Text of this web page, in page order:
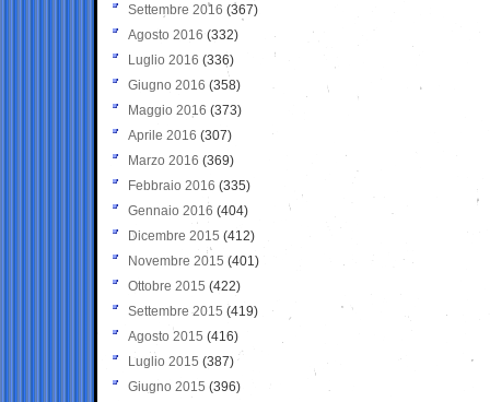
Settembre 2016 (367)
Agosto 2016 (332)
Luglio 2016 (336)
Giugno 2016 (358)
Maggio 2016 (373)
Aprile 2016 (307)
Marzo 2016 (369)
Febbraio 2016 (335)
Gennaio 2016 (404)
Dicembre 2015 (412)
Novembre 2015 (401)
Ottobre 2015 (422)
Settembre 2015 (419)
Agosto 2015 (416)
Luglio 2015 (387)
Giugno 2015 (396)